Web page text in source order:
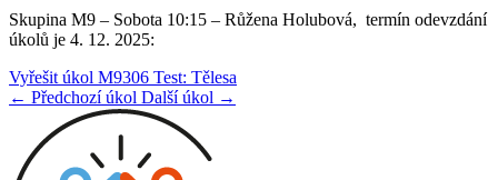
Skupina M9 – Sobota 10:15 – Růžena Holubová, termín odevzdání
úkolů je 4. 12. 2025:
Vyřešit úkol M9306 Test: Tělesa
← Předchozí úkol Další úkol →